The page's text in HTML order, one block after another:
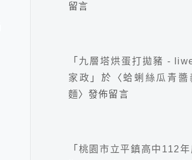
留言
「 九層塔烘蛋打拋豬 -
家政 」於〈 蛤蜊絲瓜青醬
麵〉發佈留言
「 桃園市立平鎮高中112年